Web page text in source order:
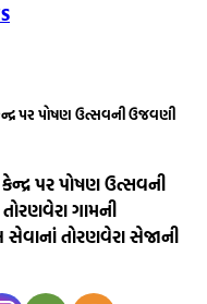
પર પોષણ ઉત્સવની ઉજવણી
પર પોષણ ઉત્સવની
ગામની
તોરણવેરા સેજાની